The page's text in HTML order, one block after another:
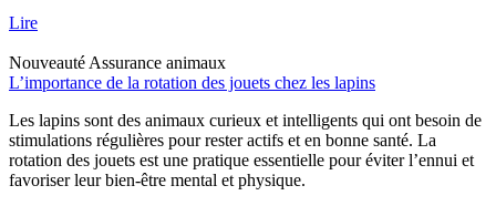
Lire
Nouveauté Assurance animaux
L’importance de la rotation des jouets chez les lapins
Les lapins sont des animaux curieux et intelligents qui ont besoin de
stimulations régulières pour rester actifs et en bonne santé. La
rotation des jouets est une pratique essentielle pour éviter l’ennui et
favoriser leur bien-être mental et physique.